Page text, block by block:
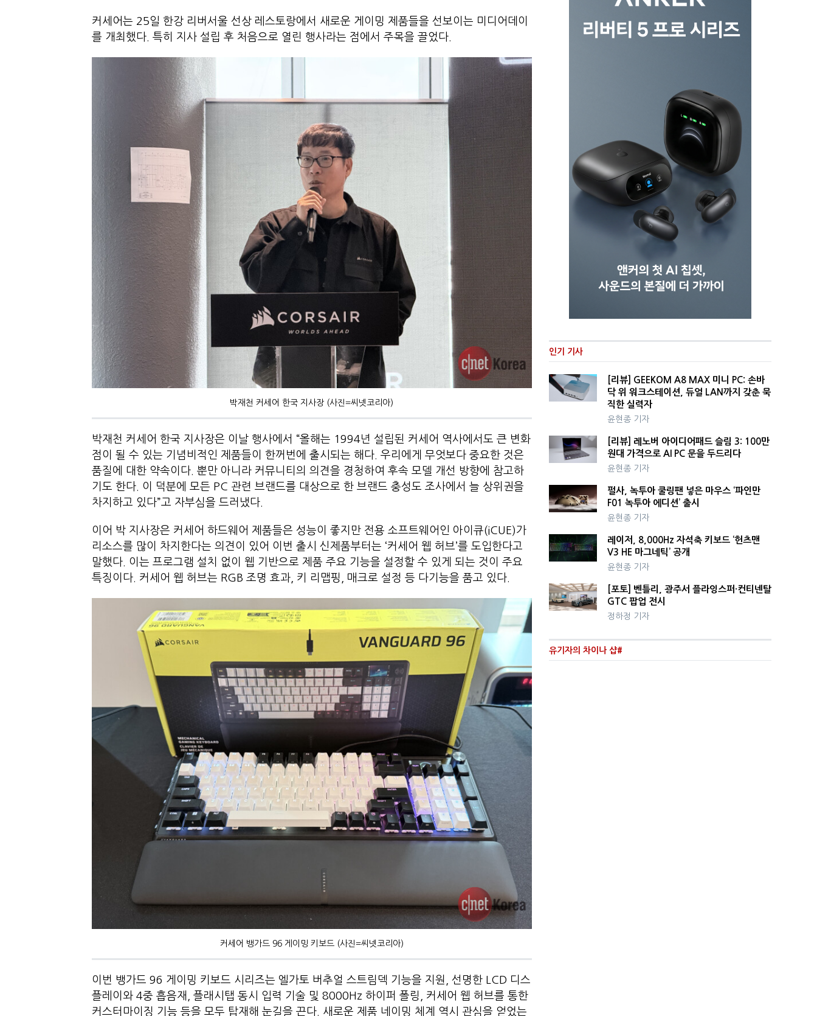
커세어는 25일 한강 리버서울 선상 레스토랑에서 새로운 게이밍 제품들을 선보이는 미디어데이
를 개최했다. 특히 지사 설립 후 처음으로 열린 행사라는 점에서 주목을 끌었다.
박재천 커세어 한국 지사장 (사진=씨넷코리아)
박재천 커세어 한국 지사장은 이날 행사에서 “올해는 1994년 설립된 커세어 역사에서도 큰 변화
점이 될 수 있는 기념비적인 제품들이 한꺼번에 출시되는 해다. 우리에게 무엇보다 중요한 것은
품질에 대한 약속이다. 뿐만 아니라 커뮤니티의 의견을 경청하여 후속 모델 개선 방향에 참고하
기도 한다. 이 덕분에 모든 PC 관련 브랜드를 대상으로 한 브랜드 충성도 조사에서 늘 상위권을
차지하고 있다”고 자부심을 드러냈다.
이어 박 지사장은 커세어 하드웨어 제품들은 성능이 좋지만 전용 소프트웨어인 아이큐(iCUE)가
리소스를 많이 차지한다는 의견이 있어 이번 출시 신제품부터는 ‘커세어 웹 허브’를 도입한다고
말했다. 이는 프로그램 설치 없이 웹 기반으로 제품 주요 기능을 설정할 수 있게 되는 것이 주요
특징이다. 커세어 웹 허브는 RGB 조명 효과, 키 리맵핑, 매크로 설정 등 다기능을 품고 있다.
커세어 뱅가드 96 게이밍 키보드 (사진=씨넷코리아)
이번 뱅가드 96 게이밍 키보드 시리즈는 엘가토 버추얼 스트림덱 기능을 지원, 선명한 LCD 디스
플레이와 4중 흡음재, 플래시탭 동시 입력 기술 및 8000Hz 하이퍼 폴링, 커세어 웹 허브를 통한
커스터마이징 기능 등을 모두 탑재해 눈길을 끈다. 새로운 제품 네이밍 체계 역시 관심을 얻었는
인기 기사
[리뷰] GEEKOM A8 MAX 미니 PC: 손바
닥 위 워크스테이션, 듀얼 LAN까지 갖춘 묵
직한 실력자
윤현종 기자
[리뷰] 레노버 아이디어패드 슬림 3: 100만
원대 가격으로 AI PC 문을 두드리다
윤현종 기자
펄사, 녹투아 쿨링팬 넣은 마우스 ‘파인만
F01 녹투아 에디션’ 출시
윤현종 기자
레이저, 8,000Hz 자석축 키보드 ‘헌츠맨
V3 HE 마그네틱’ 공개
윤현종 기자
[포토] 벤틀리, 광주서 플라잉스퍼·컨티넨탈
GTC 팝업 전시
정하정 기자
유기자의 차이나 샵#